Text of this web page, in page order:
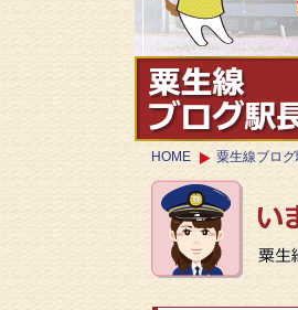
HOME 粟生線ブロ